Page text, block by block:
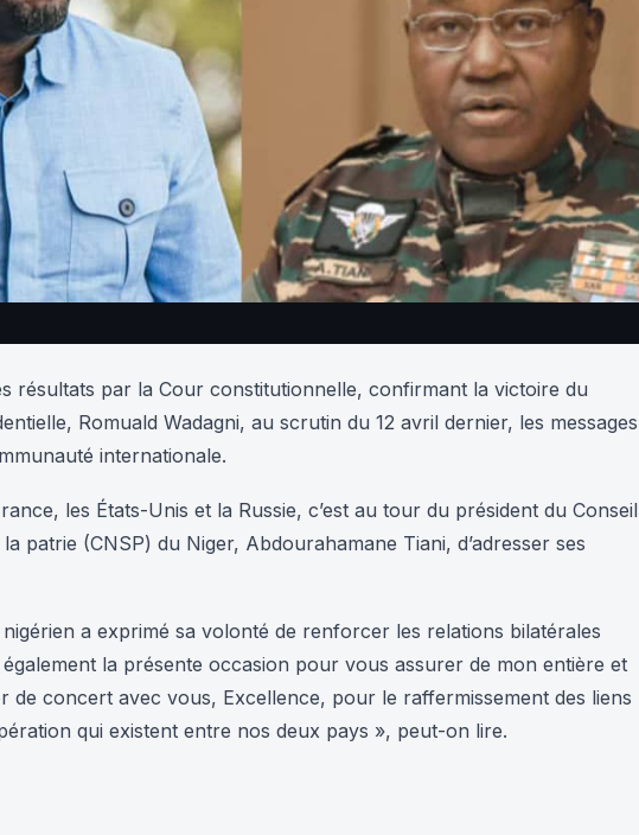
résultats par la Cour constitutionnelle, confirmant la victoire du
Romuald Wadagni, au scrutin du 12 avril dernier, les messages
internationale.
les États-Unis et la Russie, c’est au tour du président du Conseil
patrie (CNSP) du Niger, Abdourahamane Tiani, d’adresser ses
a exprimé sa volonté de renforcer les relations bilatérales
la présente occasion pour vous assurer de mon entière et
concert avec vous, Excellence, pour le raffermissement des liens
qui existent entre nos deux pays », peut-on lire.